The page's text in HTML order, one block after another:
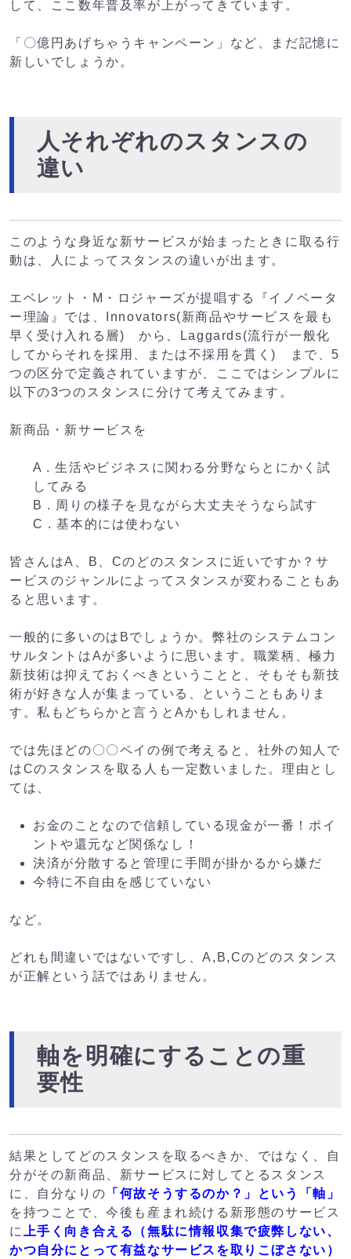
して、ここ数年普及率が上がってきています。
「〇億円あげちゃうキャンペーン」など、まだ記憶に
新しいでしょうか。
人それぞれのスタンスの
違い
このような身近な新サービスが始まったときに取る行
動は、人によってスタンスの違いが出ます。
エベレット・M・ロジャーズが提唱する『イノベータ
ー理論』では、Innovators(新商品やサービスを最も
早く受け入れる層) から、Laggards(流行が一般化
してからそれを採用、または不採用を貫く) まで、5
つの区分で定義されていますが、ここではシンプルに
以下の3つのスタンスに分けて考えてみます。
新商品・新サービスを
A . 生活やビジネスに関わる分野ならとにかく試
してみる
B . 周りの様子を見ながら大丈夫そうなら試す
C . 基本的には使わない
皆さんはA、B、Cのどのスタンスに近いですか？サ
ービスのジャンルによってスタンスが変わることもあ
ると思います。
一般的に多いのはBでしょうか。弊社のシステムコン
サルタントはAが多いように思います。職業柄、極力
新技術は抑えておくべきということと、そもそも新技
術が好きな人が集まっている、ということもありま
す。私もどちらかと言うとAかもしれません。
では先ほどの〇〇ペイの例で考えると、社外の知人で
はCのスタンスを取る人も一定数いました。理由とし
ては、
お金のことなので信頼している現金が一番！ポイ
ントや還元など関係なし！
決済が分散すると管理に手間が掛かるから嫌だ
今特に不自由を感じていない
など。
どれも間違いではないですし、A,B,Cのどのスタンス
が正解という話ではありません。
軸を明確にすることの重
要性
結果としてどのスタンスを取るべきか、ではなく、自
分がその新商品、新サービスに対してとるスタンス
に、自分なりの 「何故そうするのか？」という「軸」
を持つことで、今後も産まれ続ける新形態のサービス
に
上手く向き合える（無駄に情報収集で疲弊しない、
かつ自分にとって有益なサービスを取りこぼさない）